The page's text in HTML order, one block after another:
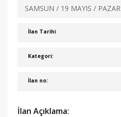
SAMSUN / 19 MAYIS / PAZAR
İlan Tarihi
Kategori:
İlan no:
İlan Açıklama: